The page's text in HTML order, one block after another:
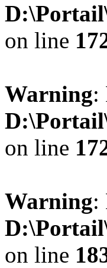
on line
Warning:
on line
Warning:
on line